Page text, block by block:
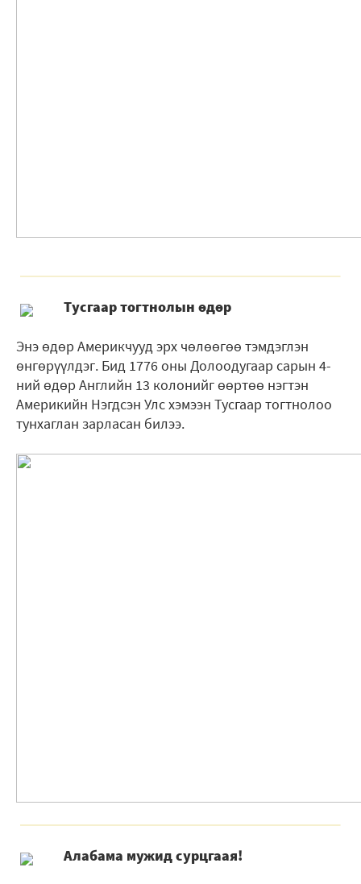
Тусгаар тогтнолын өдөр
Энэ өдөр Америкчууд эрх чөлөөгөө тэмдэглэн
өнгөрүүлдэг. Бид 1776 оны Долоодугаар сарын 4-
ний өдөр Английн 13 колонийг өөртөө нэгтэн
Америкийн Нэгдсэн Улс хэмээн Тусгаар тогтнолоо
тунхаглан зарласан билээ.
Алабама мужид сурцгаая!